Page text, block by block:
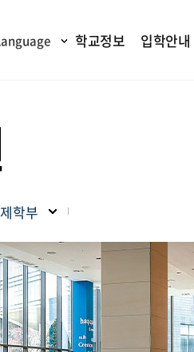
학교정보 입학안내
학부